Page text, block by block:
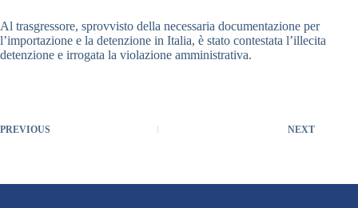
Al trasgressore, sprovvisto della necessaria documentazione per
l’importazione e la detenzione in Italia, è stato contestata l’illecita
detenzione e irrogata la violazione amministrativa.
PREVIOUS NEXT